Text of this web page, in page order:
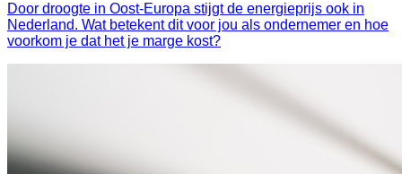
Door droogte in Oost-Europa stijgt de energieprijs ook in
Nederland. Wat betekent dit voor jou als ondernemer en hoe
voorkom je dat het je marge kost?